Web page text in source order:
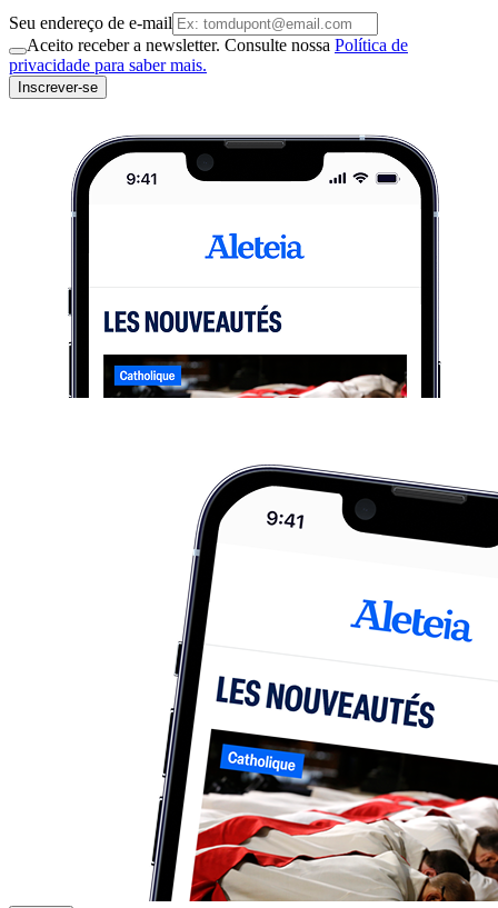
Seu endereço de e-mail
Aceito receber a newsletter. Consulte nossa Política de
privacidade para saber mais.
Inscrever-se